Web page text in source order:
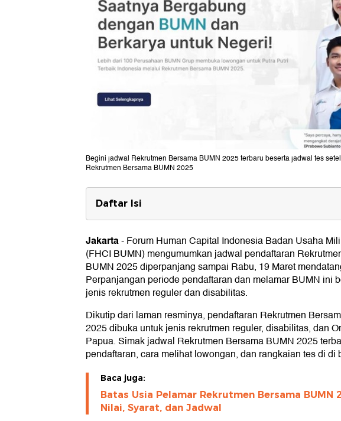
Begini jadwal Rekrutmen Bersama BUMN 2025 terbaru beserta jadwal tes
Rekrutmen Bersama BUMN 2025
Daftar Isi
Jadwal Rekrutmen Bersama BUMN 2025 Terbaru
Jadwal Rekrutmen Bersama BUMN 2025 Terbaru
Jadwal Rekrutmen Bersama BUMN 2025 Orang Asli Papua
Link Pendaftaran Rekrutmen Bersama BUMN 2025
Cara Melihat Lowongan BUMN di Rekrutmen Bersama
Cara Mendaftar BUMN 2025
Tes BUMN 2025
Jakarta-Forum Human Capital Indonesia Badan Usaha
(FHCI BUMN) mengumumkan jadwal pendaftaran
BUMN 2025 diperpanjang sampai Rabu, 19 Maret
Perpanjangan periode pendaftaran dan melamar BUMN ini
jenis rekrutmen reguler dan disabilitas.
Dikutip dari laman resminya, pendaftaran Rekrutmen
2025 dibuka untuk jenis rekrutmen reguler, disabilitas, dan
Papua. Simak jadwal Rekrutmen Bersama BUMN 2025
pendaftaran, cara melihat lowongan, dan rangkaian tes di di
Baca juga:
Batas Usia Pelamar Rekrutmen Bersama BUMN
Nilai, Syarat, dan Jadwal